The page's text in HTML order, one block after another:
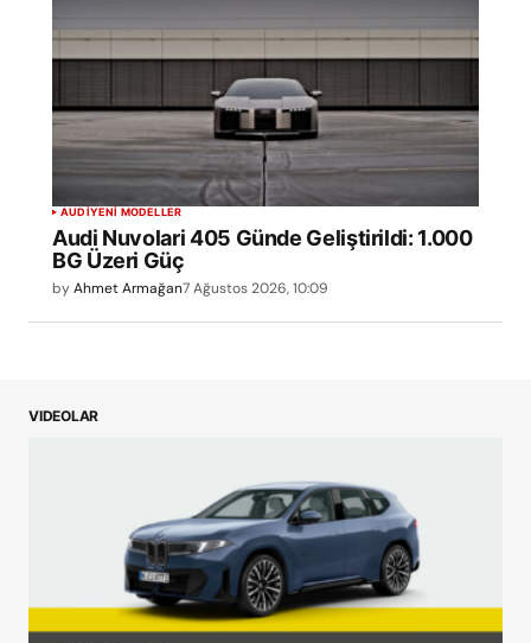
AUDIYENİ MODELLER
Audi Nuvolari 405 Günde Geliştirildi: 1.000
BG Üzeri Güç
byAhmet Armağan7 Ağustos 2026, 10:09
VIDEOLAR